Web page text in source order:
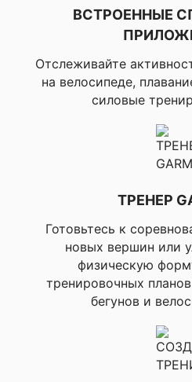
✔ ТАКТИЧЕСКИЕ
ФУНКЦИИ
ВСТРОЕННЫЕ
Отслеживайте
на велосипеде,
силовые
ТРЕНЕР
Готовьтесь к
новых вершин или
физическую
тренировочных
бегунов и